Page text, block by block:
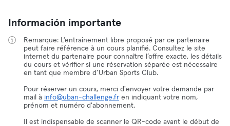
Información importante
Remarque: L’entraînement libre proposé par ce partenaire
peut faire référence à un cours planifié. Consultez le site
internet du partenaire pour connaître l’offre exacte, les détails
du cours et vérifier si une réservation séparée est nécessaire
en tant que membre d’Urban Sports Club.
Pour réserver un cours, merci d'envoyer votre demande par
mail à info@uban-challenge.fren indiquant votre nom,
prénom et numéro d'abonnement.
Il est indispensable de scanner le QR-code avant le début de